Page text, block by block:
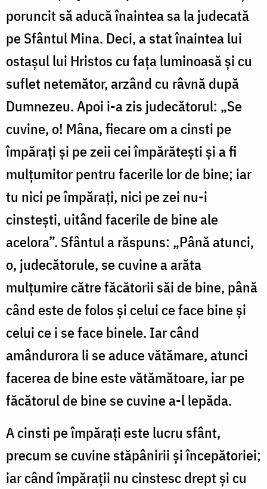
poruncit să aducă înaintea sa la judecată
pe Sfântul Mina. Deci, a stat înaintea lui
ostașul lui Hristos cu fața luminoasă și cu
suflet netemător, arzând cu râvnă după
Dumnezeu. Apoi i-a zis judecătorul: „Se
cuvine, o! Mâna, fiecare om a cinsti pe
împărați și pe zeii cei împărătești și a fi
mulțumitor pentru facerile lor de bine; iar
tu nici pe împărați, nici pe zei nu-i
cinstești, uitând facerile de bine ale
acelora”. Sfântul a răspuns: „Până atunci,
o, judecătorule, se cuvine a arăta
mulțumire către făcătorii săi de bine, până
când este de folos și celui ce face bine și
celui ce i se face binele. Iar când
amândurora li se aduce vătămare, atunci
facerea de bine este vătămătoare, iar pe
făcătorul de bine se cuvine a-l lepăda.
A cinsti pe împărați este lucru sfânt,
precum se cuvine stăpânirii și începătoriei;
iar când împărații nu cinstesc drept și cu